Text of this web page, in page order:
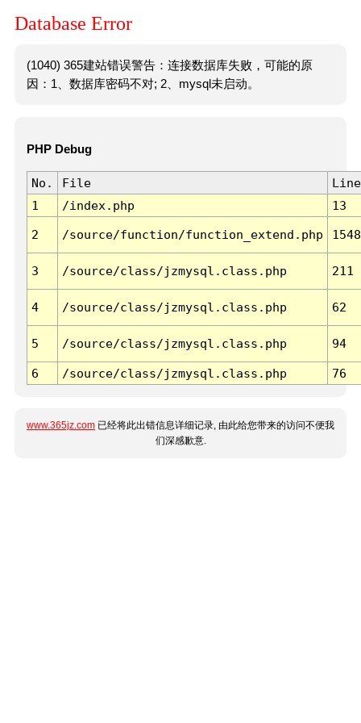
Database Error
(1040) 365建站错误警告：连接数据库失败，可能的原
因：1、数据库密码不对; 2、mysql未启动。
PHP Debug
No. File
Line
1
/index.php 13
2 /source/function/function_extend.php 1548
3 /source/class/jzmysql.class.php 211
4 /source/class/jzmysql.class.php 62
5 /source/class/jzmysql.class.php 94
6 /source/class/jzmysql.class.php 76
www.365jz.com 已经将此出错信息详细记录, 由此给您带来的访问不便我
们深感歉意.